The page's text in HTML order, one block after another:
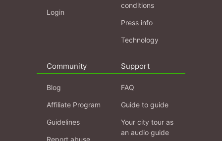
Login
conditions
Press info
Technology
Community
Blog
Affiliate Program
Guidelines
Report abuse
Support
FAQ
Guide to guide
Your city tour as
an audio guide